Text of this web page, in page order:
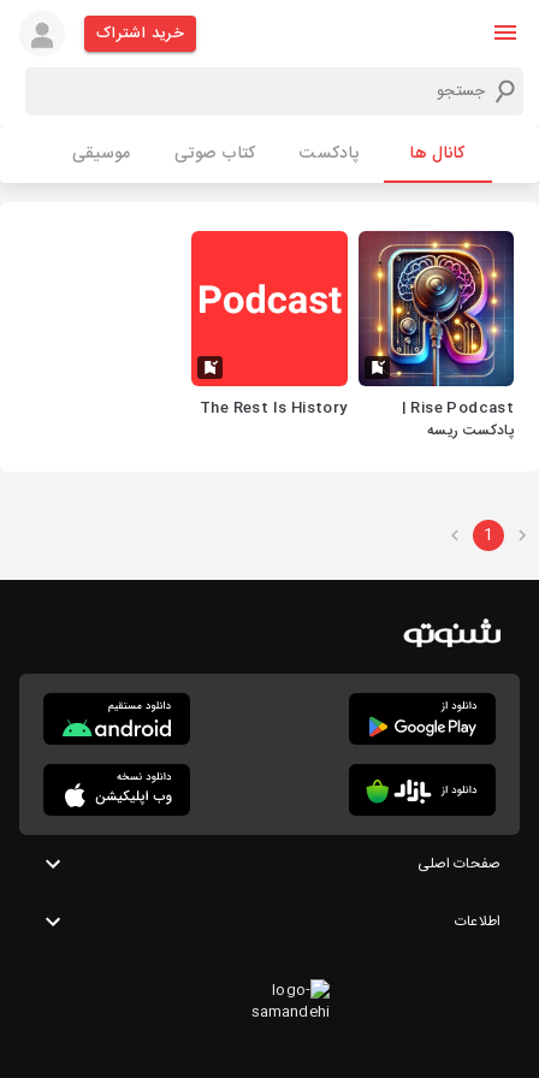
خرید اشتراک
کانال ها پادکست کتاب صوتی موسیقی
Rise Podcast |
پادکست ریسه
The Rest Is History
1
صفحات اصلی
اطلاعات